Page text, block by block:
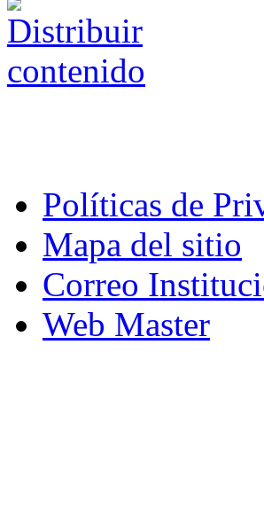
Políticas de
Mapa del sitio
Correo
Web Master